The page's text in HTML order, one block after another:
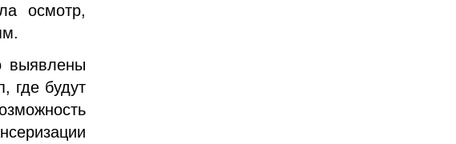
осмотр,
выявлены
где будут